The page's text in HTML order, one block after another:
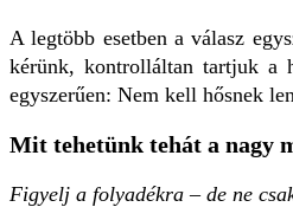
A legtöbb esetben a válasz
kérünk, kontrolláltan tartjuk a
egyszerűen: Nem kell hősnek
Mit tehetünk tehát a nagy
Figyelj a folyadékra – de ne